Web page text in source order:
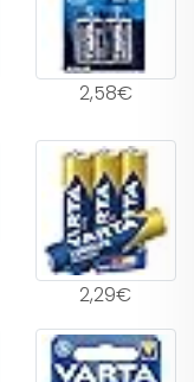
2,58€
2,29€